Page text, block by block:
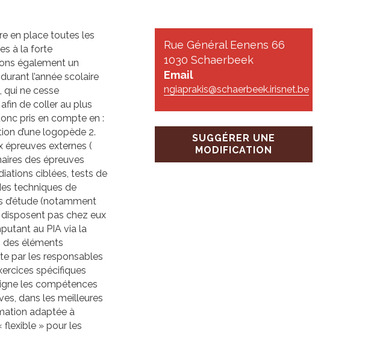
Rue Général Eenens 66
1030 Schaerbeek
Email
ngiaprakis@schaerbeek.irisnet.be
SUGGÉRER UNE
MODIFICATION
en place toutes les
à la forte
également un
l’année scolaire
qui ne cesse
de coller au plus
pris en compte en :
d’une logopède 2.
épreuves externes (
des épreuves
ciblées, tests de
techniques de
d’étude (notamment
pas chez eux
au PIA via la
éléments
par les responsables
spécifiques
les compétences
dans les meilleures
adaptée à
flexible » pour les